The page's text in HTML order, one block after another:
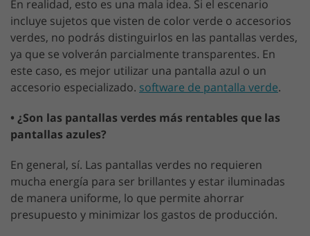
En realidad, esto es una mala idea. Si el escenario
incluye sujetos que visten de color verde o accesorios
verdes, no podrás distinguirlos en las pantallas verdes,
ya que se volverán parcialmente transparentes. En
este caso, es mejor utilizar una pantalla azul o un
accesorio especializado. software de pantalla verde.
• ¿Son las pantallas verdes más rentables que las
pantallas azules?
En general, sí. Las pantallas verdes no requieren
mucha energía para ser brillantes y estar iluminadas
de manera uniforme, lo que permite ahorrar
presupuesto y minimizar los gastos de producción.